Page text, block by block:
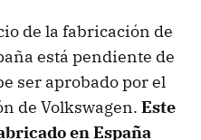
de la fabricación de
está pendiente de
ser aprobado por el
de Volkswagen. Este
en España